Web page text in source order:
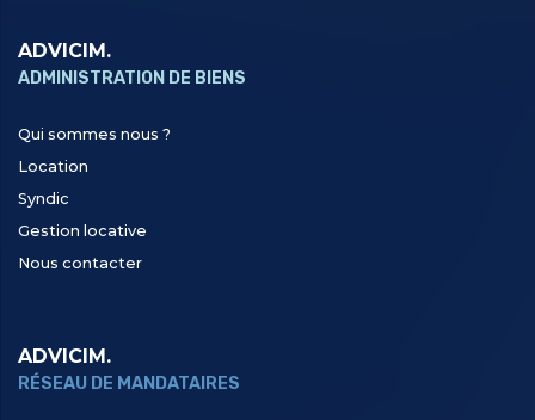
ADVICIM.
ADMINISTRATION DE BIENS
Qui sommes nous ?
Location
Syndic
Gestion locative
Nous contacter
ADVICIM.
RÉSEAU DE MANDATAIRES